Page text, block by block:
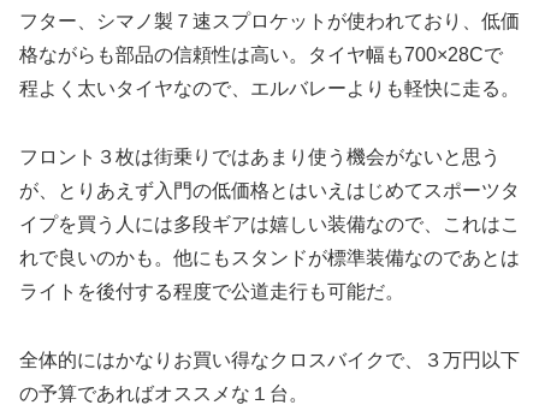
フター、シマノ製７速スプロケットが使われており、低価
格ながらも部品の信頼性は高い。タイヤ幅も700×28Cで
程よく太いタイヤなので、エルバレーよりも軽快に走る。
フロント３枚は街乗りではあまり使う機会がないと思う
が、とりあえず入門の低価格とはいえはじめてスポーツタ
イプを買う人には多段ギアは嬉しい装備なので、これはこ
れで良いのかも。他にもスタンドが標準装備なのであとは
ライトを後付する程度で公道走行も可能だ。
全体的にはかなりお買い得なクロスバイクで、３万円以下
の予算であればオススメな１台。